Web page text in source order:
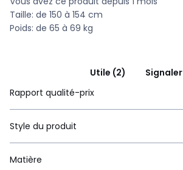
Taille: de 150 à 154 cm
Poids: de 65 à 69 kg
Utile (2)
Signaler
Rapport qualité-prix
Style du produit
Matière